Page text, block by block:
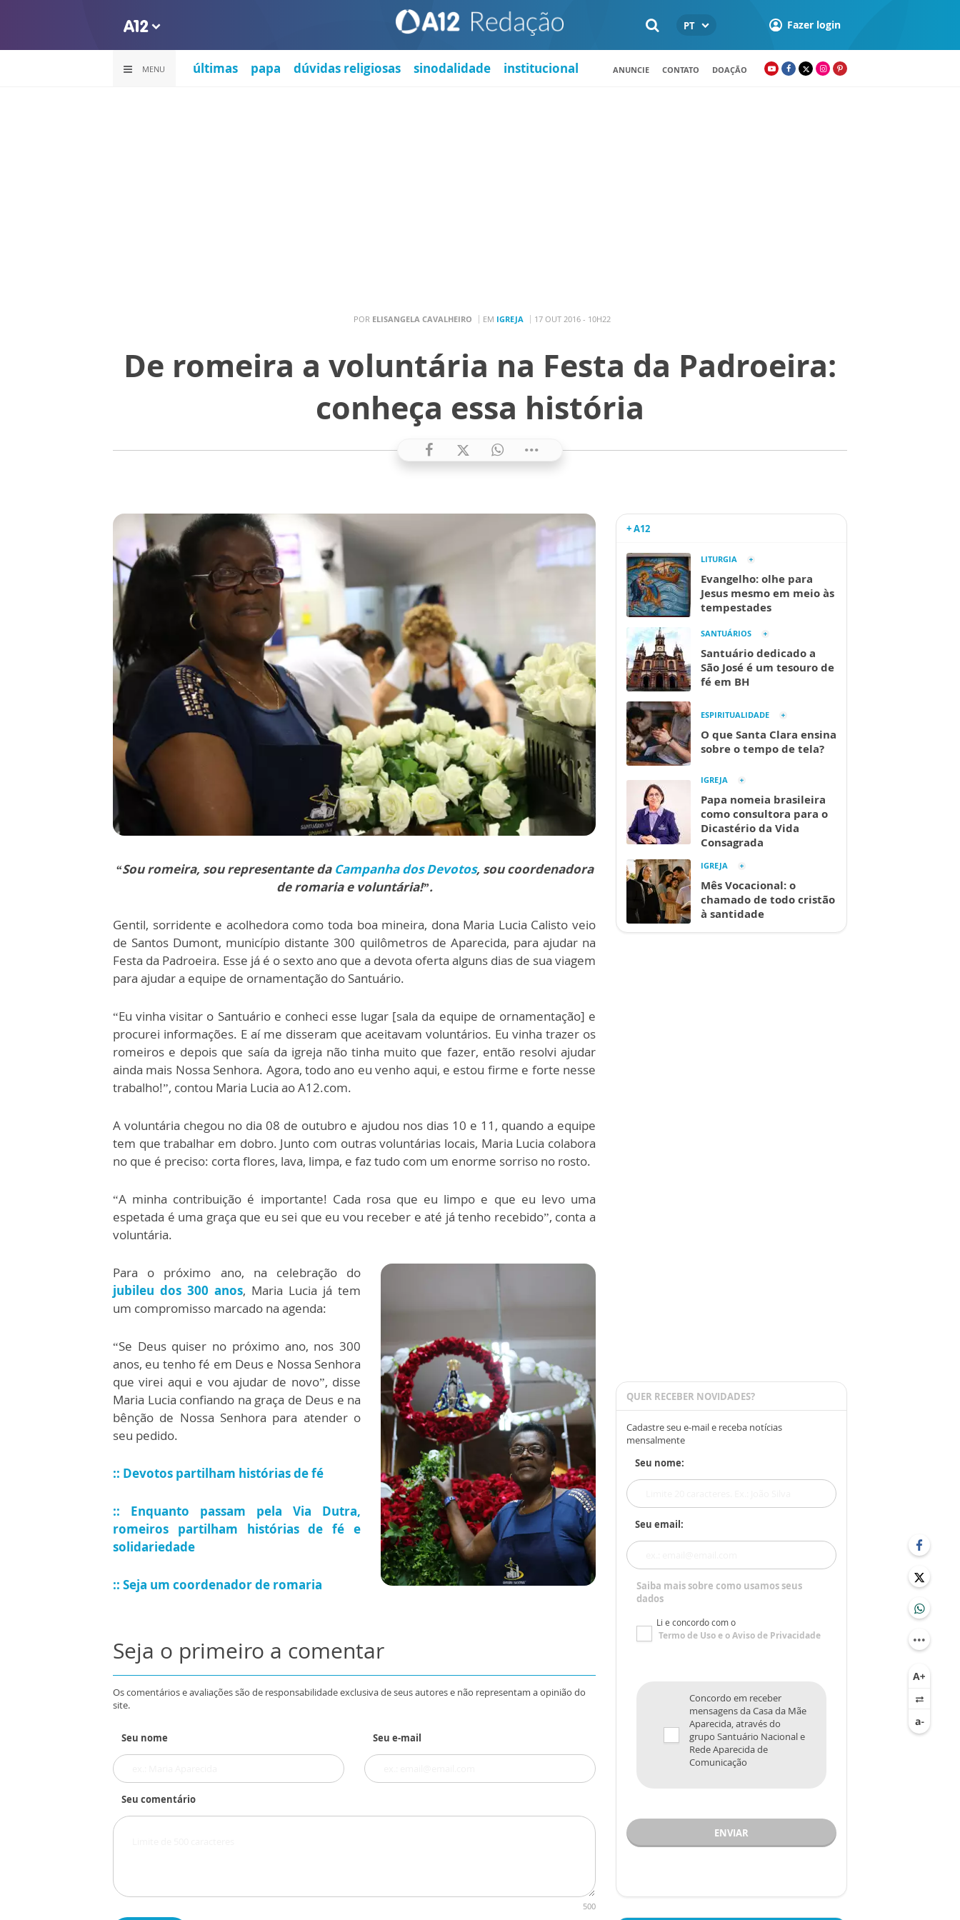
PT Fazer login
MENU últimas papa dúvidas religiosas sinodalidade institucional ANUNCIE CONTATO DOAÇÃO
POR ELISANGELA CAVALHEIRO EM IGREJA 17 OUT 2016 - 10H22
De romeira a voluntária na Festa da Padroeira:
conheça essa história
“Sou romeira, sou representante da Campanha dos Devotos, sou coordenadora
de romaria e voluntária!”.
Gentil, sorridente e acolhedora como toda boa mineira, dona Maria Lucia Calisto veio
de Santos Dumont, município distante 300 quilômetros de Aparecida, para ajudar na
Festa da Padroeira. Esse já é o sexto ano que a devota oferta alguns dias de sua viagem
para ajudar a equipe de ornamentação do Santuário.
“Eu vinha visitar o Santuário e conheci esse lugar [sala da equipe de ornamentação] e
procurei informações. E aí me disseram que aceitavam voluntários. Eu vinha trazer os
romeiros e depois que saía da igreja não tinha muito que fazer, então resolvi ajudar
ainda mais Nossa Senhora. Agora, todo ano eu venho aqui, e estou firme e forte nesse
trabalho!”, contou Maria Lucia ao A12.com.
A voluntária chegou no dia 08 de outubro e ajudou nos dias 10 e 11, quando a equipe
tem que trabalhar em dobro. Junto com outras voluntárias locais, Maria Lucia colabora
no que é preciso: corta flores, lava, limpa, e faz tudo com um enorme sorriso no rosto.
“A minha contribuição é importante! Cada rosa que eu limpo e que eu levo uma
espetada é uma graça que eu sei que eu vou receber e até já tenho recebido”, conta a
voluntária.
Para o próximo ano, na celebração do
jubileu dos 300 anos, Maria Lucia já tem
um compromisso marcado na agenda:
“Se Deus quiser no próximo ano, nos 300
anos, eu tenho fé em Deus e Nossa Senhora
que virei aqui e vou ajudar de novo”, disse
Maria Lucia confiando na graça de Deus e na
bênção de Nossa Senhora para atender o
seu pedido.
:: Devotos partilham histórias de fé
:: Enquanto passam pela Via Dutra,
romeiros partilham histórias de fé e
solidariedade
:: Seja um coordenador de romaria
Seja o primeiro a comentar
Os comentários e avaliações são de responsabilidade exclusiva de seus autores e não representam a opinião do
site.
Seu nome Seu e-mail
Seu comentário
500
+ A12
LITURGIA
Evangelho: olhe para
Jesus mesmo em meio às
tempestades
SANTUÁRIOS
Santuário dedicado a
São José é um tesouro de
fé em BH
ESPIRITUALIDADE
O que Santa Clara ensina
sobre o tempo de tela?
IGREJA
Papa nomeia brasileira
como consultora para o
Dicastério da Vida
Consagrada
IGREJA
Mês Vocacional: o
chamado de todo cristão
à santidade
QUER RECEBER NOVIDADES?
Cadastre seu e-mail e receba notícias
mensalmente
Seu nome:
Seu email:
Saiba mais sobre como usamos seus
dados
Li e concordo com o
Termo de Usoe oAviso de Privacidade
Concordo em receber
mensagens da Casa da Mãe
Aparecida, através do
grupo Santuário Nacional e
Rede Aparecida de
Comunicação
ENVIAR